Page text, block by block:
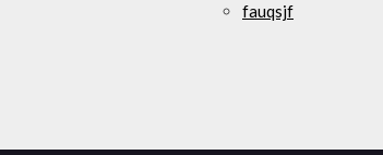
fauqsjf